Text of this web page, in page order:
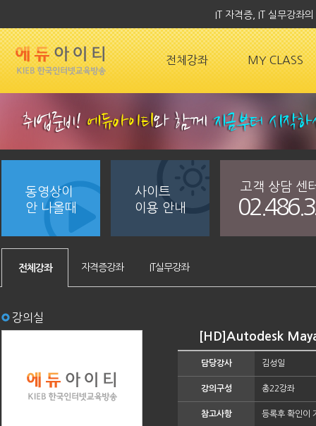
IT 자격증, IT 실무강좌
전체강좌 MY CLASS
동영상이
안 나올때
사이트
이용 안내
고객 상담 센
전체강좌 자격증강좌 IT실무강좌
강의실
[HD]Autodesk
담당강사 김성일
강의구성 총22강좌
참고사항 등록후 확인이